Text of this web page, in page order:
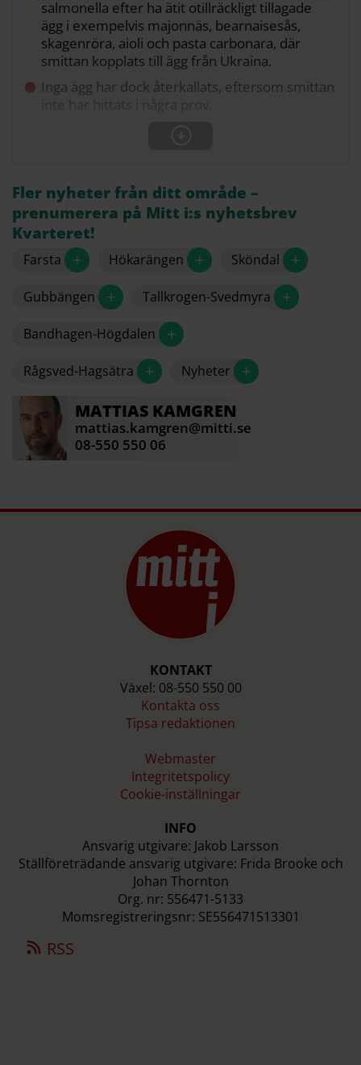
salmonella efter ha ätit otillräckligt tillagade
ägg i exempelvis majonnäs, bearnaisesås,
skagenröra, aioli och pasta carbonara, där
smittan kopplats till ägg från Ukraina.
Inga ägg har dock återkallats, eftersom smittan
Fler nyheter från ditt område –
prenumerera på Mitt i:s nyhetsbrev
Kvarteret!
Farsta + Hökarängen + Sköndal +
Gubbängen + Tallkrogen-Svedmyra +
Bandhagen-Högdalen +
Rågsved-Hagsätra + Nyheter +
MATTIAS KAMGREN
mattias.kamgren@mitti.se
08-550 550 06
KONTAKT
Växel: 08-550 550 00
Kontakta oss
Tipsa redaktionen
Webmaster
Integritetspolicy
Cookie-inställningar
INFO
Ansvarig utgivare: Jakob Larsson
Ställföreträdande ansvarig utgivare: Frida Brooke och
Johan Thornton
Org. nr: 556471-5133
Momsregistreringsnr: SE556471513301
RSS